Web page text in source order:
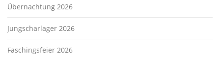
Übernachtung 2026
Jungscharlager 2026
Faschingsfeier 2026